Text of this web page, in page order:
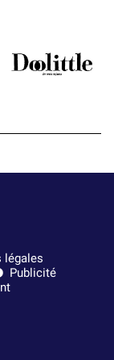
légales
Publicité